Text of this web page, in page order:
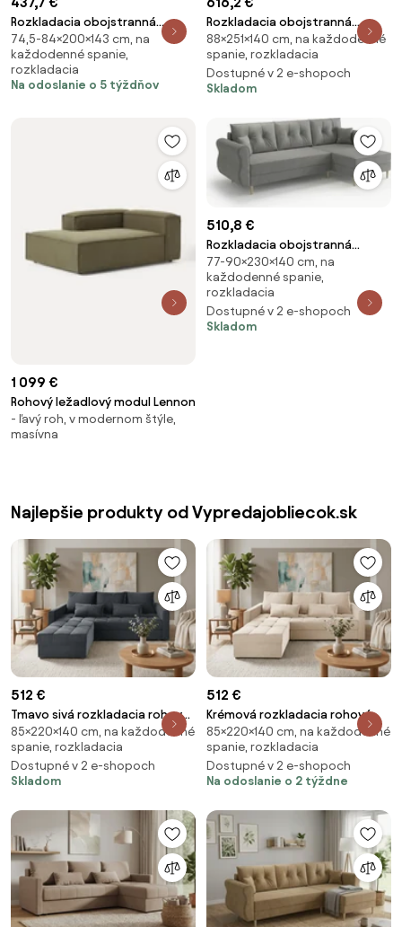
Rozkladacia obojstranná
sedacia súprava do L VENORIA
SLIM 200x143 cm, béžová + 2
vankúšiky ZDARMA
74,5-84×200×143 cm, na
každodenné spanie,
rozkladacia
Na odoslanie o 5 týždňov
Rozkladacia obojstranná
sedacia súprava do L LIVARO
251x140 cm, krémová
88×251×140 cm, na každodenné
spanie, rozkladacia
Dostupné v 2 e-shopoch
Skladom
1 099 €
Rohový ležadlový modul Lennon
- ľavý roh, v modernom štýle,
masívna
510,8 €
Rozkladacia obojstranná
sedacia súprava do L SILVIANO
230x140 cm, sivá
77-90×230×140 cm, na
každodenné spanie,
rozkladacia
Dostupné v 2 e-shopoch
Skladom
Najlepšie produkty od Vypredajobliecok.sk
512 €
Tmavo sivá rozkladacia rohová
pohovka ZENOVA 220x140 cm,
obojstranná
85×220×140 cm, na každodenné
spanie, rozkladacia
Dostupné v 2 e-shopoch
Skladom
512 €
Krémová rozkladacia rohová
pohovka ZENOVA 220x140 cm,
obojstranná
85×220×140 cm, na každodenné
spanie, rozkladacia
Dostupné v 2 e-shopoch
Na odoslanie o 2 týždne